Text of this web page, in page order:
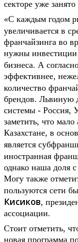
секторе уже
«С каждым годом
увеличивается в
франчайзинга во
нужны
бизнеса. А
эффективнее,
количество
брендов. Львиную
системы - Россия,
заметить, что
Казахстане, в
является
иностранная
однако наша доля
Могу также
пользуются сети
Кисиков,
ассоциации.
Стоит отметить,
новая программа